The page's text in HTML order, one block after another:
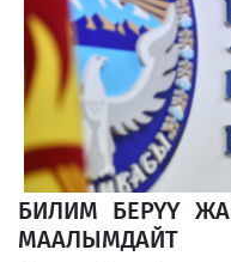
БИЛИМ БЕРҮҮ
МААЛЫМДАЙТ